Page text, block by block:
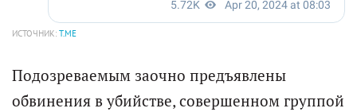
ИСТОЧНИК: T.ME
Подозреваемым заочно предъявлены
обвинения в убийстве, совершенном группой